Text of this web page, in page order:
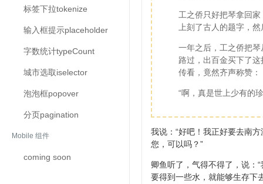
标签下拉tokenize
输入框提示placeholder
字数统计typeCount
城市选取iselector
泡泡框popover
分页pagination
Mobile 组件
coming soon
工之侨只好把琴拿回
上刻了古人的题字，
一年之后，工之侨把
路过，出百金买下了
传看，竟然齐声称赞：
“啊，真是世上少有的
我说：“好吧！我正好要去南
您，可以吗？”
卿鱼听了，气得不得了，说：
要得到一些水，就能够生存下